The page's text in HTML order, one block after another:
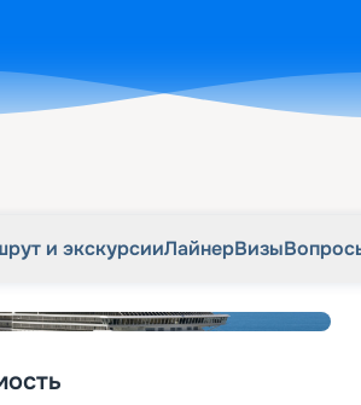
и экскурсииЛайнерВизы